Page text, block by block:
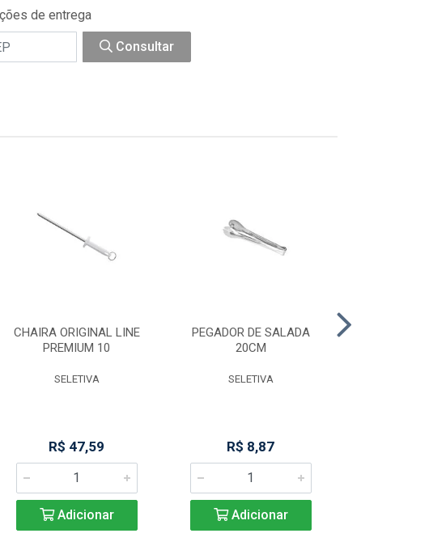
de entrega
Consultar
CHAIRA ORIGINAL LINE
PREMIUM 10
SELETIVA
R$ 47,59
Adicionar
PEGADOR DE SALADA
20CM
SELETIVA
R$ 8,87
Adicionar